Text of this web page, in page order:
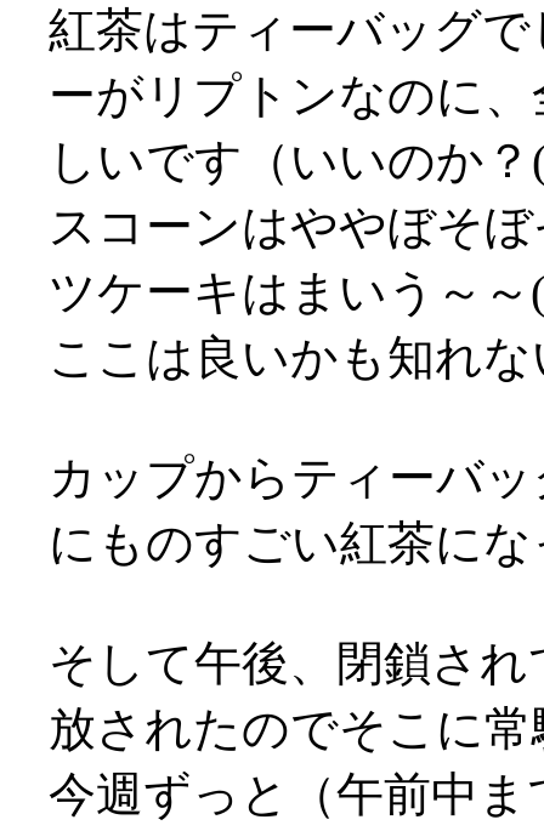
紅茶はティーバッグ
ーがリプトンなのに
しいです（いいのか
スコーンはややぼそ
ツケーキはまいう～
ここは良いかも知れな
カップからティーバ
にものすごい紅茶に
そして午後、閉鎖さ
放されたのでそこに常
今週ずっと（午前中